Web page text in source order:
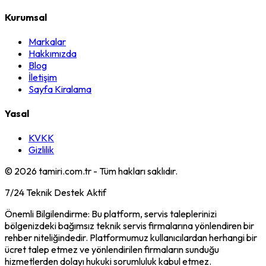
Kurumsal
Markalar
Hakkımızda
Blog
İletişim
Sayfa Kiralama
Yasal
KVKK
Gizlilik
© 2026tamiri.com.tr - Tüm hakları saklıdır.
7/24 Teknik Destek Aktif
Önemli Bilgilendirme: Bu platform, servis taleplerinizi
bölgenizdeki bağımsız teknik servis firmalarına yönlendiren bir
rehber niteliğindedir. Platformumuz kullanıcılardan herhangi bir
ücret talep etmez ve yönlendirilen firmaların sunduğu
hizmetlerden dolayı hukuki sorumluluk kabul etmez.